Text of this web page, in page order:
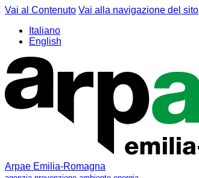
Vai al Contenuto Vai alla navigazione del sito
Italiano
English
Arpae Emilia-Romagna